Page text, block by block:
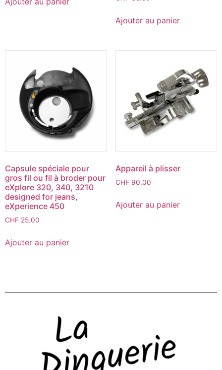
Ajouter au panier
Capsule spéciale pour
gros fil ou fil à broder pour
eXplore 320, 340, 3210
designed for jeans,
eXperience 450
CHF 25.00
Ajouter au panier
Appareil à plisser
CHF90.00
Ajouter au panier